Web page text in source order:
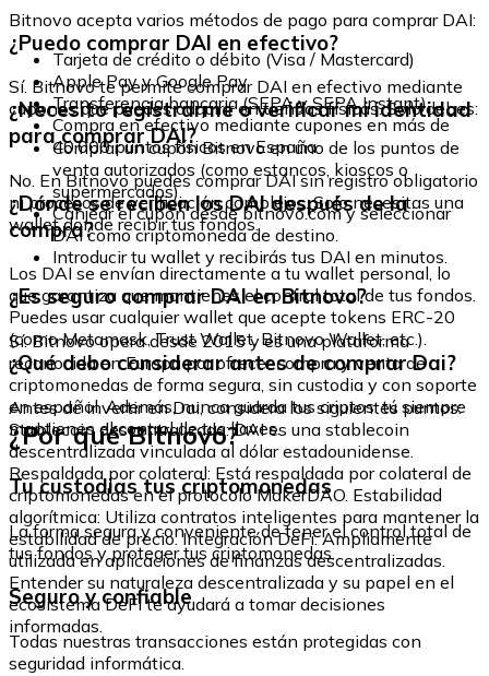
Bitnovo acepta varios métodos de pago para comprar DAI:
Tarjeta de crédito o débito (Visa / Mastercard)
Apple Pay y Google Pay
Transferencia bancaria (SEPA y SEPA Instant)
Compra en efectivo mediante cupones en más de
40.000 puntos físicos en España
¿Puedo comprar DAI en efectivo?
Sí. Bitnovo te permite comprar DAI en efectivo mediante
cupones que puedes adquirir en tiendas físicas. Solo debes:
Comprar un cupón Bitnovo en uno de los puntos de
venta autorizados (como estancos, kioscos o
supermercados).
Canjear el cupón desde bitnovo.com y seleccionar
DAI como criptomoneda de destino.
Introducir tu wallet y recibirás tus DAI en minutos.
¿Necesito registrarme o verificar mi identidad
para comprar DAI?
No. En Bitnovo puedes comprar DAI sin registro obligatorio
ni procesos de verificación complejos. Solo necesitas una
wallet donde recibir tus fondos.
¿Dónde se reciben los DAI después de la
compra?
Los DAI se envían directamente a tu wallet personal, lo
que garantiza que mantienes el control total de tus fondos.
Puedes usar cualquier wallet que acepte tokens ERC-20
(como Metamask, Trust Wallet, Bitnovo Wallet, etc.).
¿Es seguro comprar DAI en Bitnovo?
Sí. Bitnovo opera desde 2015 y es una plataforma
reconocida en Europa por ofrecer compra y venta de
criptomonedas de forma segura, sin custodia y con soporte
en español. Además, nunca guarda tus criptos: tú siempre
mantienes el control de tus llaves.
¿Qué debo considerar antes de comprar Dai?
Antes de invertir en Dai, considera los siguientes puntos:
Stablecoin descentralizada: DAI es una stablecoin
descentralizada vinculada al dólar estadounidense.
Respaldada por colateral: Está respaldada por colateral de
criptomonedas en el protocolo MakerDAO. Estabilidad
algorítmica: Utiliza contratos inteligentes para mantener la
estabilidad de precio. Integración DeFi: Ampliamente
utilizada en aplicaciones de finanzas descentralizadas.
Entender su naturaleza descentralizada y su papel en el
ecosistema DeFi te ayudará a tomar decisiones
informadas.
¿Por qué Bitnovo?
Tu custodias tus criptomonedas
La forma segura y conveniente de tener el control total de
tus fondos y proteger tus criptomonedas.
Seguro y confiable
Todas nuestras transacciones están protegidas con
seguridad informática.